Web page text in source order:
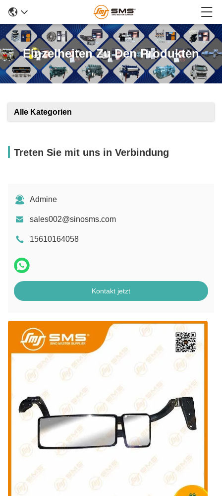
Einzelheiten Zu Den Produkten
Alle Kategorien
Treten Sie mit uns in Verbindung
Admine
sales002@sinosms.com
15610164058
Kontakt jetzt